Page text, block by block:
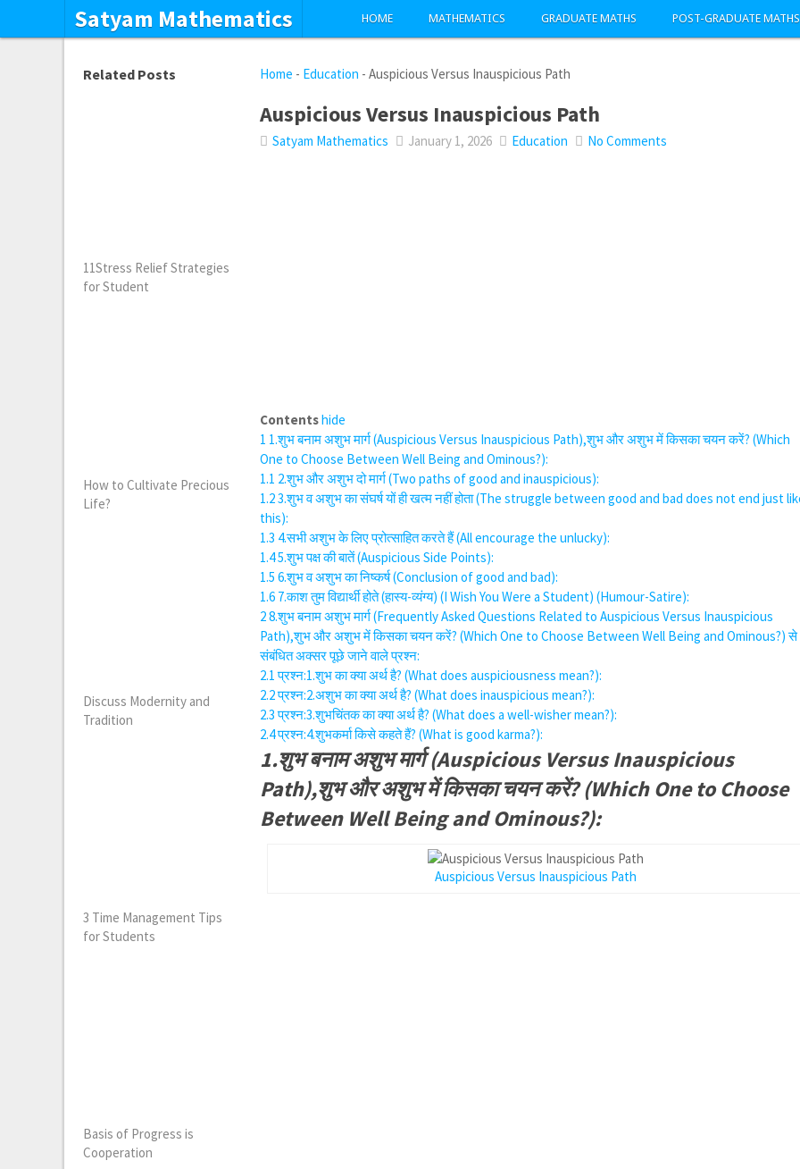
Satyam Mathematics HOME MATHEMATICS GRADUATE MATHS POST-GRADUATE MATHS
Home - Education -Auspicious Versus Inauspicious Path
Auspicious Versus Inauspicious Path
Satyam Mathematics January 1, 2026 Education No Comments
Contentshide
1 1.शुभ बनाम अशुभ मार्ग (Auspicious Versus Inauspicious Path),शुभ और अशुभ में किसका चयन करें? (Which
One to Choose Between Well Being and Ominous?):
1.1 2.शुभ और अशुभ दो मार्ग (Two paths of good and inauspicious):
1.23.शुभ व अशुभ का संघर्ष यों ही खत्म नहीं होता (The struggle between good and bad does not end just
this):
1.3 4.सभी अशुभ के लिए प्रोत्साहित करते हैं (All encourage the unlucky):
1.45.शुभ पक्ष की बातें (Auspicious Side Points):
1.5 6.शुभ व अशुभ का निष्कर्ष (Conclusion of good and bad):
1.6 7.काश तुम विद्यार्थी होते (हास्य-व्यंग्य) (I Wish You Were a Student) (Humour-Satire):
28.शुभ बनाम अशुभ मार्ग (Frequently Asked Questions Related to Auspicious Versus Inauspicious
Path),शुभ और अशुभ में किसका चयन करें? (Which One to Choose Between Well Being and Ominous?) से
संबंधित अक्सर पूछे जाने वाले प्रश्न:
2.1 प्रश्न:1.शुभ का क्या अर्थ है? (What does auspiciousness mean?):
2.2प्रश्न:2.अशुभ का क्या अर्थ है? (What does inauspicious mean?):
2.3 प्रश्न:3.शुभचिंतक का क्या अर्थ है? (What does a well-wisher mean?):
2.4प्रश्न:4.शुभकर्मा किसे कहते हैं? (What is good karma?):
1.शुभ बनाम अशुभ मार्ग (Auspicious Versus Inauspicious
Path),शुभ और अशुभ में किसका चयन करें? (Which One to Choose
Between Well Being and Ominous?):
Auspicious Versus Inauspicious Path
Related Posts
11Stress Relief Strategies
for Student
How to Cultivate Precious
Life?
Discuss Modernity and
Tradition
3 Time Management Tips
for Students
Basis of Progress is
Cooperation